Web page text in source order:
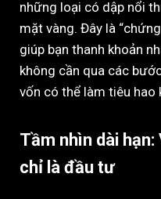
những loại có dập nổi
mặt vàng. Đây là
giúp bạn thanh khoản
không cần qua các
vốn có thể làm tiêu hao
Tầm nhìn dài
chỉ là đầu tư